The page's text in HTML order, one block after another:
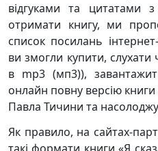
відгуками та
отримати книгу, ми
список посилань
ви змогли купити, слухати
в mp3 (мп3)),
онлайн повну версію
Павла Тичини та
Як правило, на сайтах-